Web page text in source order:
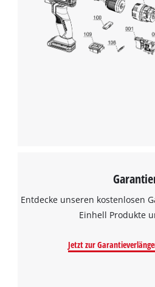
Entdecke unseren kostenlosen
Einhell Produkte
Jetzt zur